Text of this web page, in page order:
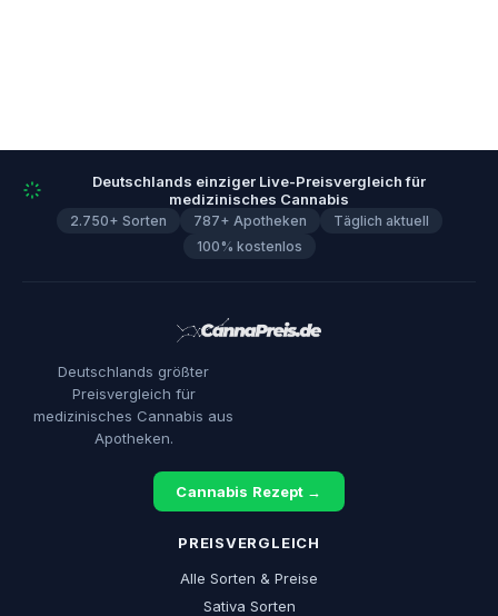
Deutschlands einziger Live-Preisvergleich für
medizinisches Cannabis
2.750+ Sorten 787+ Apotheken
Täglich aktuell
100% kostenlos
Deutschlands größter
Preisvergleich für
medizinisches Cannabis aus
Apotheken.
Cannabis Rezept →
PREISVERGLEICH
Alle Sorten & Preise
Sativa Sorten